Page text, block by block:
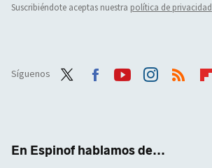
Suscribiéndote aceptas nuestra política de privacidad
Síguenos
En Espinof hablamos de...